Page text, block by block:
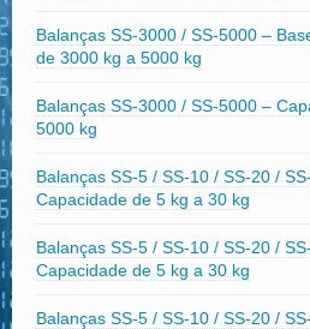
Balanças SS-3000 / SS-5000 –
de 3000 kg a 5000 kg
Balanças SS-3000 / SS-5000 –
5000 kg
Balanças SS-5 / SS-10 / SS-20 /
Capacidade de 5 kg a 30 kg
Balanças SS-5 / SS-10 / SS-20 /
Capacidade de 5 kg a 30 kg
Balanças SS-5 / SS-10 / SS-20 /